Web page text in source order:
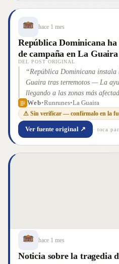
hace 1 mes
República Dominicana
de campaña en La
DEL POST ORIGINAL
“República Dominicana instala
Guaira tras terremotos — La
llegando a las zonas más
terremotos del pasado 24 de
Salud Pública de la República
arribó al estado La Guaira para
instalación de la ayuda
[&#8230;] La entrada
Web•Runrunes•La Guaira
⚠ Sin verificar — confírmalo en la
Ver fuente original ↗ · toca
hace 1 mes
Noticia sobre la tragedia